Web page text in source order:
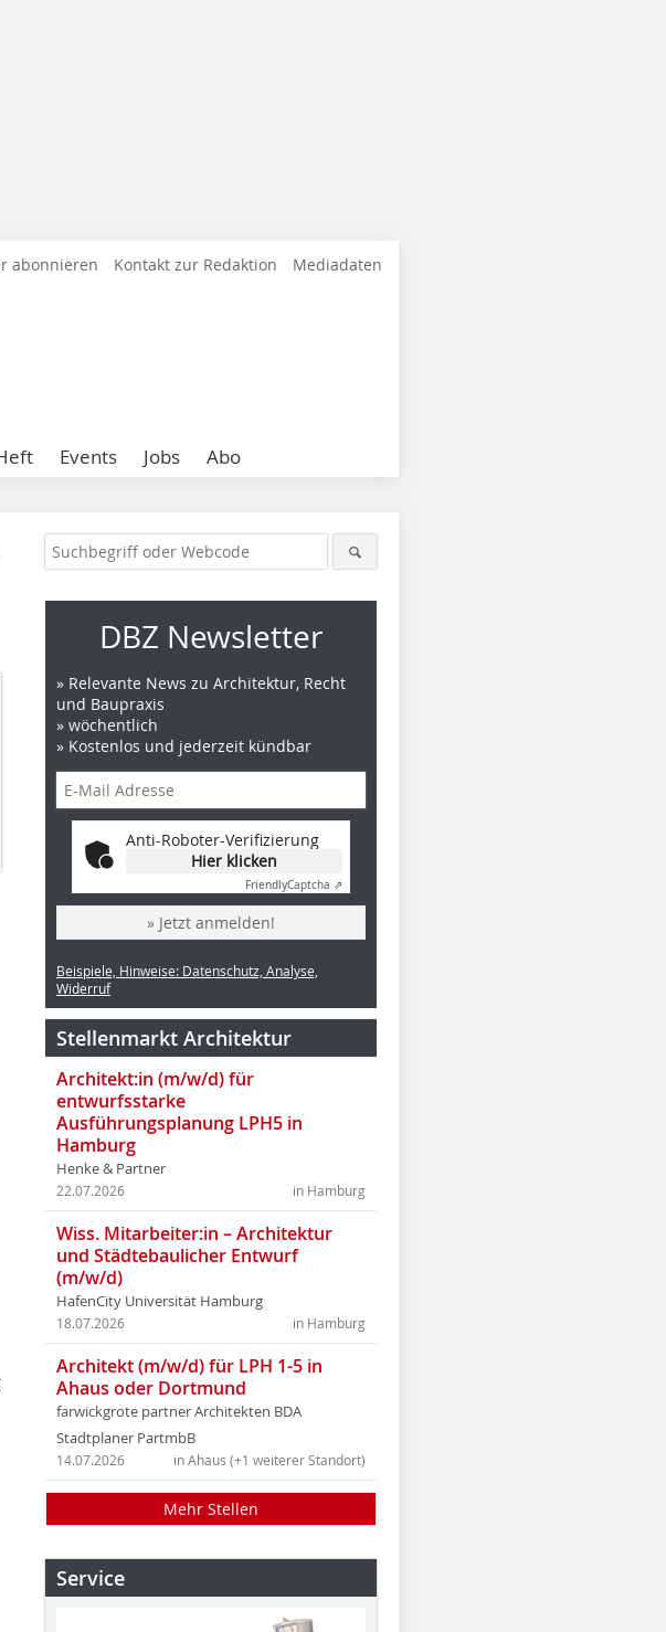
abonnieren Kontakt zur Redaktion Mediadaten
Events Jobs Abo
DBZ Newsletter
» Relevante News zu Architektur, Recht
und Baupraxis
» wöchentlich
» Kostenlos und jederzeit kündbar
Anti-Roboter-Verifizierung
Hier klicken
FriendlyCaptcha ⇗
» Jetzt anmelden!
Beispiele, Hinweise: Datenschutz, Analyse,
Widerruf
Stellenmarkt Architektur
Architekt:in (m/w/d) für
entwurfsstarke
Ausführungsplanung LPH5 in
Hamburg
Henke & Partner
in Hamburg
22.07.2026
Wiss. Mitarbeiter:in – Architektur
und Städtebaulicher Entwurf
(m/w/d)
HafenCity Universität Hamburg
in Hamburg
18.07.2026
Architekt (m/w/d) für LPH 1-5 in
Ahaus oder Dortmund
farwickgrote partner Architekten BDA
Stadtplaner PartmbB
in Ahaus (+1 weiterer Standort)
14.07.2026
Mehr Stellen
Service